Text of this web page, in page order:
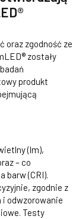
oraz zgodność ze
zostały
produkt
(lm),
– co
barw (CRI).
zgodnie z
odwzorowanie
Testy